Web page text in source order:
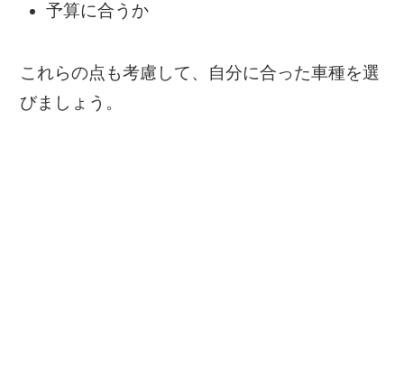
予算に合うか
これらの点も考慮して、自分に合った車種を選
びましょう。